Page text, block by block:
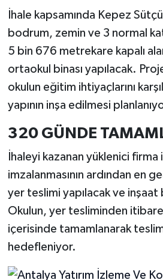
İhale kapsamında Kepez
bodrum, zemin ve 3 normal
5 bin 676 metrekare kapalı
ortaokul binası yapılacak.
okulun eğitim ihtiyaçlarını
yapının inşa edilmesi
320 GÜNDE
İhaleyi kazanan yüklenici
imzalanmasının ardından en
yer teslimi yapılacak ve inşaat
Okulun, yer tesliminden
içerisinde tamamlanarak
hedefleniyor.